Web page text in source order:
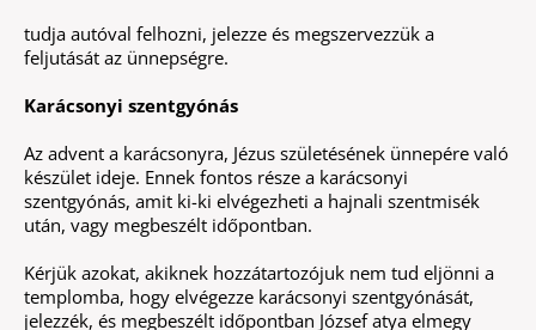
tudja autóval felhozni, jelezze és megszervezzük a
feljutását az ünnepségre.
Karácsonyi szentgyónás
Az advent a karácsonyra, Jézus születésének ünnepére való
készület ideje. Ennek fontos része a karácsonyi
szentgyónás, amit ki-ki elvégezheti a hajnali szentmisék
után, vagy megbeszélt időpontban.
Kérjük azokat, akiknek hozzátartozójuk nem tud eljönni a
templomba, hogy elvégezze karácsonyi szentgyónását,
jelezzék, és megbeszélt időpontban József atya elmegy